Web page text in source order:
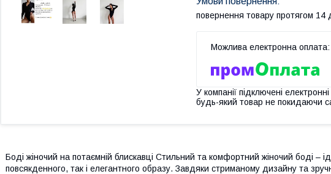
повернення товару протягом 14
У компанії підключені
будь-який товар не покидаючи
Боді жіночий на потаємній блискавці Стильний та комфортний жіночий боді –
повсякденного, так і елегантного образу. Завдяки стриманому дизайну та